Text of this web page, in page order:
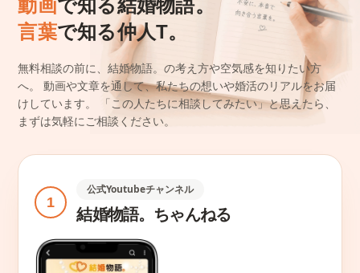
動画で知る結婚物語。
言葉で知る仲人T。
無料相談の前に、結婚物語。の考え方や空気感を知りたい方
へ。
動画や文章を通して、私たちの想いや婚活のリアルをお届
けしています。
「この人たちに相談してみたい」と思えたら、
まずは気軽にご相談ください。
1
公式Youtubeチャンネル
結婚物語。ちゃんねる